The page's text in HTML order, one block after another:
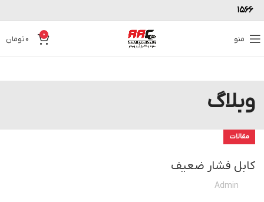
۱۵۶۶
منو 0
0تومان
وبلاگ
مقالات
کابل فشار ضعیف
Admin